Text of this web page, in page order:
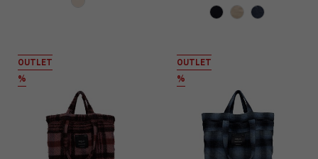
OUTLET
%
OUTLET
%